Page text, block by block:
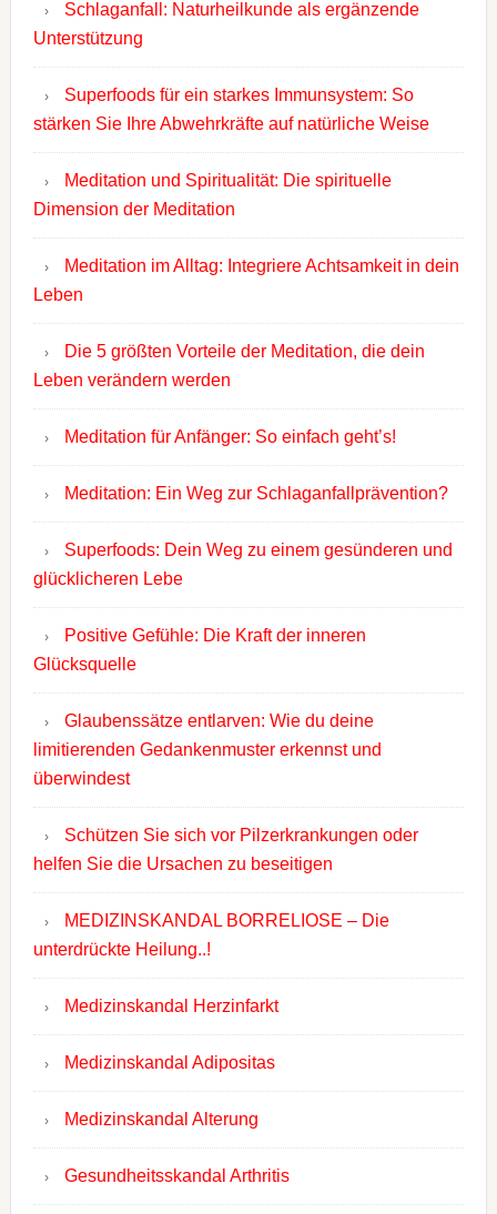
Schlaganfall: Naturheilkunde als ergänzende
Unterstützung
Superfoods für ein starkes Immunsystem: So
stärken Sie Ihre Abwehrkräfte auf natürliche Weise
Meditation und Spiritualität: Die spirituelle
Dimension der Meditation
Meditation im Alltag: Integriere Achtsamkeit in dein
Leben
Die 5 größten Vorteile der Meditation, die dein
Leben verändern werden
Meditation für Anfänger: So einfach geht’s!
Meditation: Ein Weg zur Schlaganfallprävention?
Superfoods: Dein Weg zu einem gesünderen und
glücklicheren Lebe
Positive Gefühle: Die Kraft der inneren
Glücksquelle
Glaubenssätze entlarven: Wie du deine
limitierenden Gedankenmuster erkennst und
überwindest
Schützen Sie sich vor Pilzerkrankungen oder
helfen Sie die Ursachen zu beseitigen
MEDIZINSKANDAL BORRELIOSE – Die
unterdrückte Heilung..!
Medizinskandal Herzinfarkt
Medizinskandal Adipositas
Medizinskandal Alterung
Gesundheitsskandal Arthritis